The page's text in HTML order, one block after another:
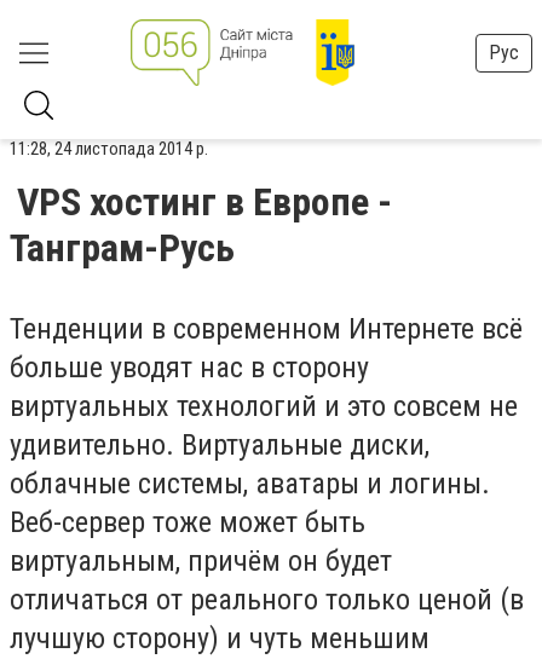
Рус
11:28, 24 листопада 2014 р.
VPS хостинг в Европе -
Танграм-Русь
Тенденции в современном Интернете всё
больше уводят нас в сторону
виртуальных технологий и это совсем не
удивительно. Виртуальные диски,
облачные системы, аватары и логины.
Веб-сервер тоже может быть
виртуальным, причём он будет
отличаться от реального только ценой (в
лучшую сторону) и чуть меньшим